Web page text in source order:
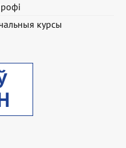
курсы